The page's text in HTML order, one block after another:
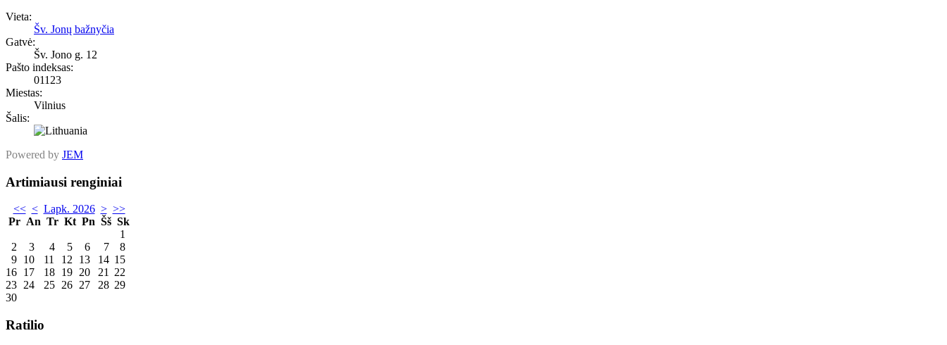
Vieta:
Šv. Jonų bažnyčia
Gatvė:
Šv. Jono g. 12
Pašto indeksas:
01123
Miestas:
Vilnius
Šalis:
Powered by JEM
Artimiausi renginiai
<< < Lapk. 2026 > >>
Pr An Tr Kt Pn Šš Sk
1
2
3 4 5 6 7
8
9 10 11 12 13 14 15
16 17 18 19 20 21
22
23 24 25 26 27 28 29
30
Ratilio